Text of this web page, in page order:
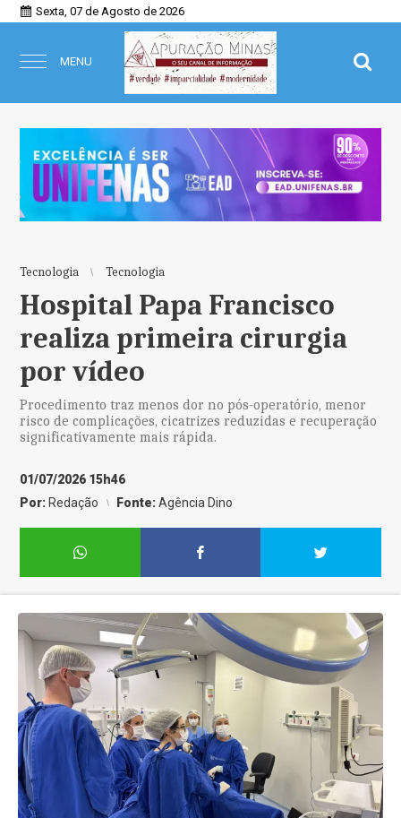
Sexta, 07 de Agosto de 2026
MENU
Tecnologia Tecnologia
Hospital Papa Francisco
realiza primeira cirurgia
por vídeo
Procedimento traz menos dor no pós-operatório, menor
risco de complicações, cicatrizes reduzidas e recuperação
significativamente mais rápida.
01/07/2026 15h46
Por: Redação Fonte:Agência Dino